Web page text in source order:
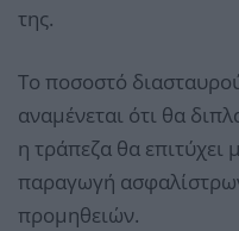
της.
Το ποσοστό
αναμένεται ότι θα
η τράπεζα θα επιτύχει
παραγωγή
προμηθειών.